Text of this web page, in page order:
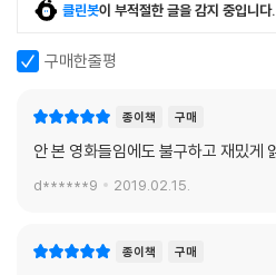
클린봇이 부적절한 글을 감지 중입니다.
구매한줄평
종이책 구매
안 본 영화들임에도 불구하고 재밌게
d******9 2019.02.15.
종이책 구매